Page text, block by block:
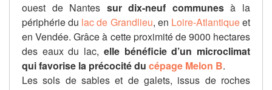
ouest de Nantes sur dix-neuf communesà la
périphérie du lac de Grandlieu, en Loire-Atlantiqueet
en Vendée. Grâce à cette proximité de 9000 hectares
des eaux du lac, elle bénéficie d’un microclimat
qui favorise la précocité du cépage Melon B.
Les sols de sables et de galets, issus de roches